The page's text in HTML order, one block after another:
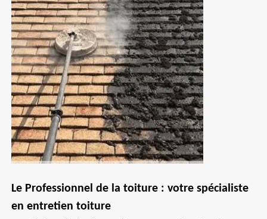
Le Professionnel de la toiture : votre spécialiste
en entretien toiture